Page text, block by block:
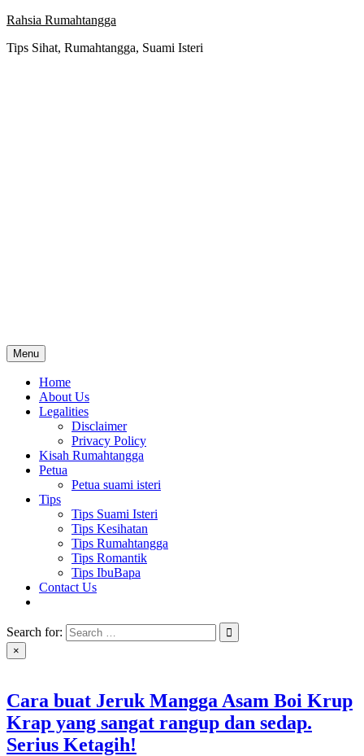
Skip
content
Rahsia Rumahtangga
Tips Sihat, Rumahtangga, Suami Isteri
Menu
Home
About Us
Legalities
Disclaimer
Privacy Policy
Kisah Rumahtangga
Petua
Petua suami isteri
Tips
Tips Suami Isteri
Tips Kesihatan
Tips Rumahtangga
Tips Romantik
Tips IbuBapa
Contact Us
Search for:
×
Cara buat Jeruk Mangga Asam Boi Krup
Krap yang sangat rangup dan sedap.
Serius Ketagih!